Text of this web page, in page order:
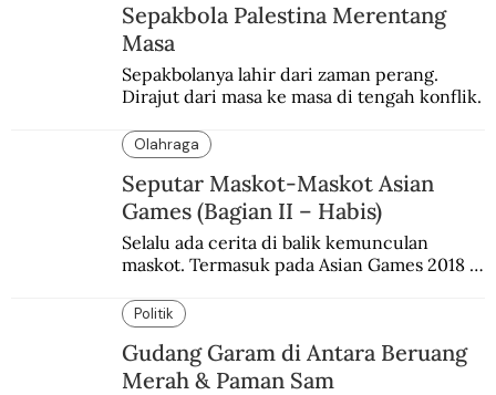
Sepakbola Palestina Merentang
Masa
Sepakbolanya lahir dari zaman perang.
Dirajut dari masa ke masa di tengah konflik.
Olahraga
Seputar Maskot-Maskot Asian
Games (Bagian II – Habis)
Selalu ada cerita di balik kemunculan
maskot. Termasuk pada Asian Games 2018
Politik
Gudang Garam di Antara Beruang
Merah & Paman Sam